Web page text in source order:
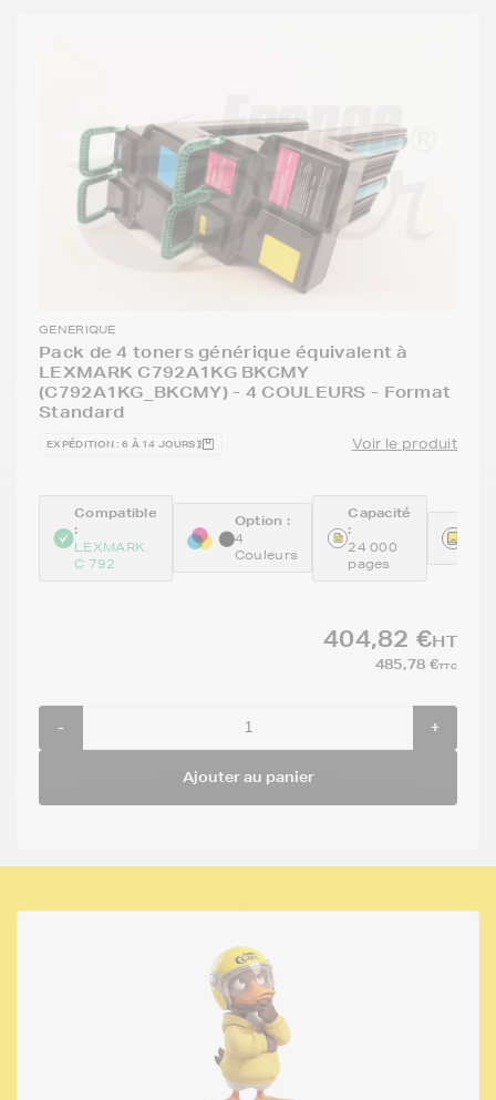
GENERIQUE
Pack de 4 toners générique équivalent à
LEXMARK C792A1KG BKCMY
(C792A1KG_BKCMY) - 4 COULEURS - Format
Standard
EXPÉDITION : 6 À 14 JOURS Voir le produit
Compatible
:
LEXMARK
C 792
Option :
4
Couleurs
Capacité
:
24 000
pages
404,82 €HT
485,78 €TTC
- +
Ajouter au panier